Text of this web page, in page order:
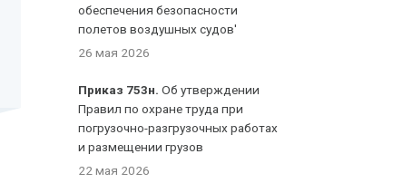
обеспечения безопасности
полетов воздушных судов'
26 мая 2026
Приказ 753н. Об утверждении
Правил по охране труда при
погрузочно-разгрузочных работах
и размещении грузов
22 мая 2026